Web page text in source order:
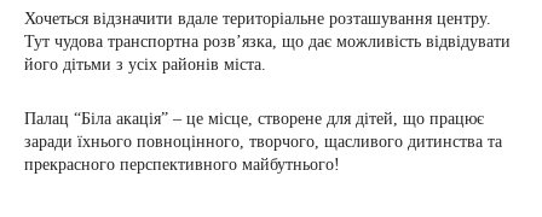
Хочеться відзначити вдале територіальне розташування центру.
Тут чудова транспортна розв’язка, що дає можливість відвідувати
його дітьми з усіх районів міста.
Палац “Біла акація” – це місце, створене для дітей, що працює
заради їхнього повноцінного, творчого, щасливого дитинства та
прекрасного перспективного майбутнього!